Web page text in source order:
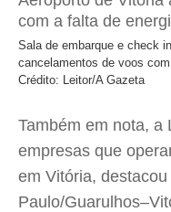
Sala de embarque e check
cancelamentos de voos
Crédito: Leitor/A Gazeta
Também em nota, a
empresas que
em Vitória,
Paulo/